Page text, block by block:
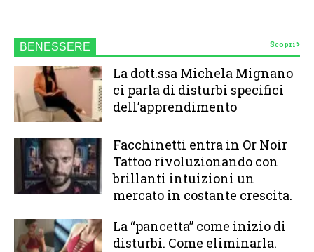
BENESSERE Scopri
La dott.ssa Michela Mignano
ci parla di disturbi specifici
dell’apprendimento
Facchinetti entra in Or Noir
Tattoo rivoluzionando con
brillanti intuizioni un
mercato in costante crescita.
La “pancetta” come inizio di
disturbi. Come eliminarla.